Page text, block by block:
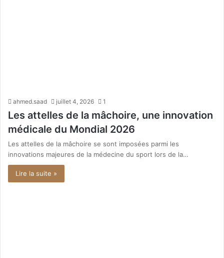
ahmed.saad juillet 4, 2026 1
Les attelles de la mâchoire, une innovation
médicale du Mondial 2026
Les attelles de la mâchoire se sont imposées parmi les
innovations majeures de la médecine du sport lors de la…
Lire la suite »